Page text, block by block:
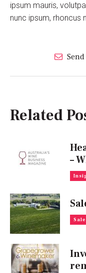
ipsum mauris,
nunc ipsum, rhoncus
Send
Related
–